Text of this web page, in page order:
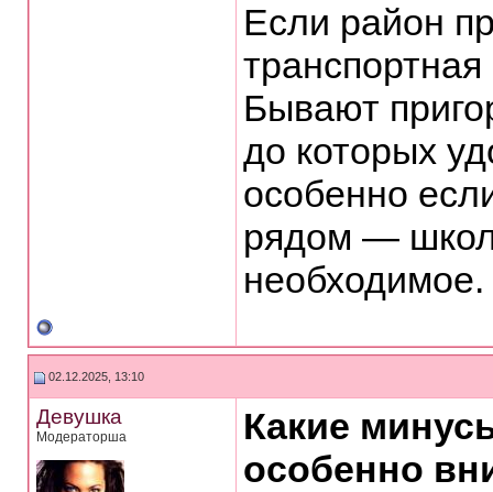
Если район
Бывают
до которых
особенно
рядом —
необходимое.
02.12.2025, 13:10
Девушка
Модераторша
Какие
особенно